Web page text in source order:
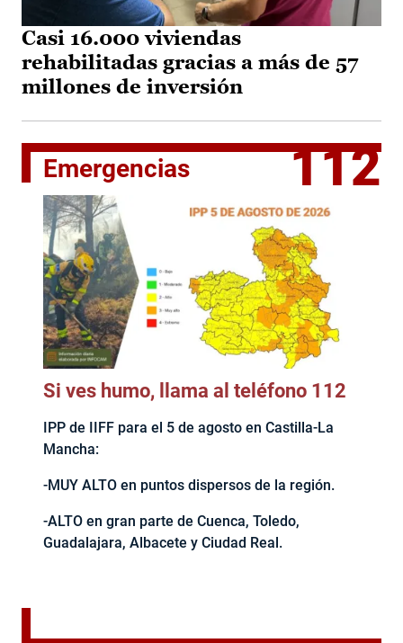
Casi 16.000 viviendas
rehabilitadas gracias a más de 57
millones de inversión
Emergencias 112
Si ves humo, llama al teléfono 112
IPP de IIFF para el 5 de agosto en Castilla-La
Mancha:
-MUY ALTO en puntos dispersos de la región.
-ALTO en gran parte de Cuenca, Toledo,
Guadalajara, Albacete y Ciudad Real.